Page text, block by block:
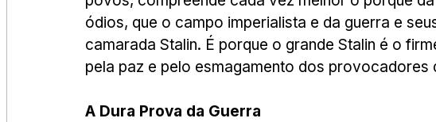
ódios, que o campo imperialista e da guerra e
camarada Stalin. É porque o grande Stalin é o
pela paz e pelo esmagamento dos provocadores
A Dura Prova da Guerra